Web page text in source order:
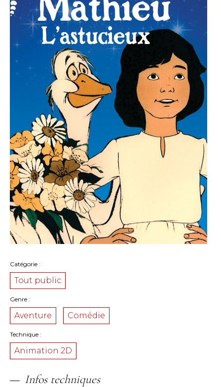
Catégorie
Tout public
Genre
Aventure Comédie
Technique
Animation 2D
Infos techniques